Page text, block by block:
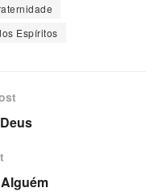
Espíritos